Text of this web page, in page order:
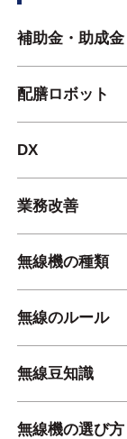
補助金・助成金
配膳ロボット
DX
業務改善
無線機の種類
無線のルール
無線豆知識
無線機の選び方